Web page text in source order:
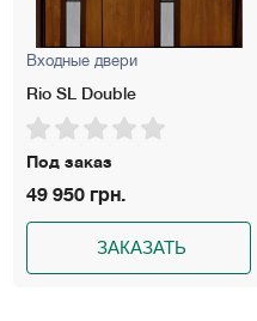
Входные двери
Rio SL Double
Под заказ
49 950 грн.
ЗАКАЗАТЬ